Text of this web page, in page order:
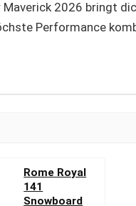
2026 bringt
Performance
Rome Royal
141
Snowboard